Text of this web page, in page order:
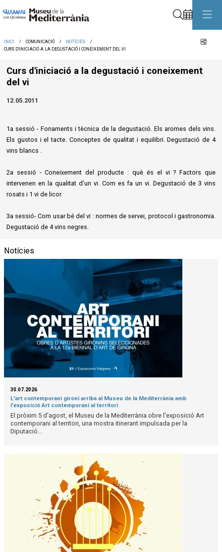
INICI COMUNICACIÓ
NOTÍCIES
CURS D'INICIACIÓ A LA DEGUSTACIÓ I CONEIXEMENT DEL VI
Curs d'iniciació a la degustació i coneixement
del vi
12.05.2011
1a sessió - Fonaments i tècnica de la degustació. Els aromes dels vins.
Els gustos i el tacte. Conceptes de qualitat i equilibri. Degustació de 4
vins blancs .
2a sessió - Coneixement del producte : què és el vi ? Factors que
intervenen en la qualitat d’un vi. Com es fa un vi. Degustació de 3 vins
rosats i 1 vi de licor.
3a sessió- Com usar bé del vi : normes de servei, protocol i gastronomia.
Degustació de 4 vins negres.
Notícies
30.07.2026
L'art contemporani gironí arriba al Museu de la Mediterrània amb
l'exposició Art contemporani al territori
El pròxim 5 d'agost, el Museu de la Mediterrània obre l'exposició Art
contemporani al territori, una mostra itinerant impulsada per la
Diputació...